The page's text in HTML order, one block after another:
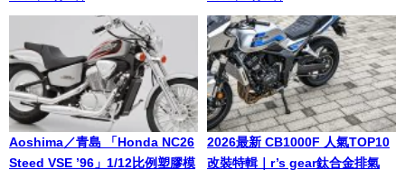
Aoshima／青島 「Honda NC26
Steed VSE ’96」1/12比例塑膠模
2026最新 CB1000F 人氣TOP10
改裝特輯｜r’s gear鈦合金排氣